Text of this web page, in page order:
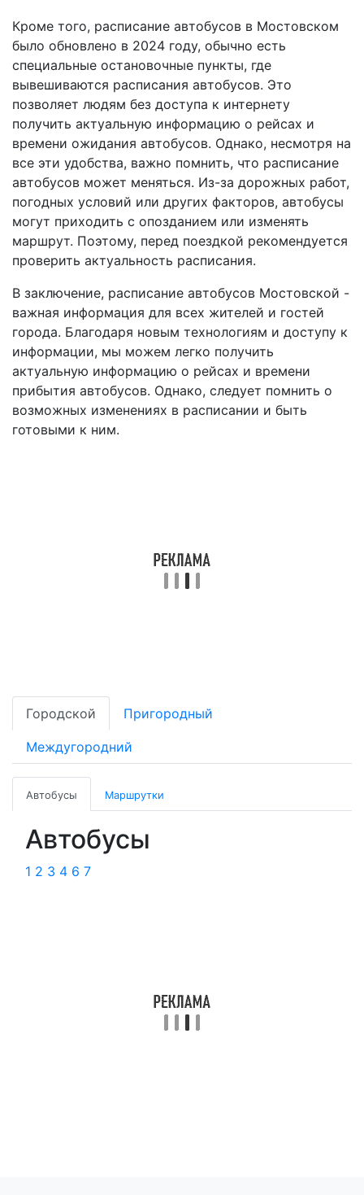
Кроме того, расписание автобусов в Мостовском
было обновлено в 2024 году, обычно есть
специальные остановочные пункты, где
вывешиваются расписания автобусов. Это
позволяет людям без доступа к интернету
получить актуальную информацию о рейсах и
времени ожидания автобусов. Однако, несмотря на
все эти удобства, важно помнить, что расписание
автобусов может меняться. Из-за дорожных работ,
погодных условий или других факторов, автобусы
могут приходить с опозданием или изменять
маршрут. Поэтому, перед поездкой рекомендуется
проверить актуальность расписания.
В заключение, расписание автобусов Мостовской -
важная информация для всех жителей и гостей
города. Благодаря новым технологиям и доступу к
информации, мы можем легко получить
актуальную информацию о рейсах и времени
прибытия автобусов. Однако, следует помнить о
возможных изменениях в расписании и быть
готовыми к ним.
Городской Пригородный
Междугородний
Автобусы Маршрутки
Автобусы
1 2 3 4 6 7